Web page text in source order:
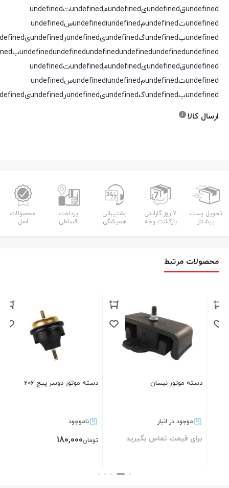
undefinedقundefinedیundefinedمundefinedتundefined
undefinedتundefinedمundefinedاundefinedسundefined
undefinedبundefinedگundefinedیundefinedرundefinedیundefinedدundefined
undefinedundefinedundefinedundefinedundefined
undefinedقundefinedیundefinedمundefinedتundefined
undefinedتundefinedمundefinedاundefinedسundefined
undefinedبundefinedگundefinedیundefinedرundefinedیundefinedدundefined
ارسال کالا
تحویل پست
پیشتاز
7 روز گارانتی
بازگشت وجه
پشتیبانی
همیشگی
پرداخت
اقساطی
محصولات
اصل
محصولات مرتبط
دسته موتور نیسان
موجود در انبار
برای قیمت تماس بگیرید
دسته موتور دوسر پیچ 206
ناموجود
تومان180,000